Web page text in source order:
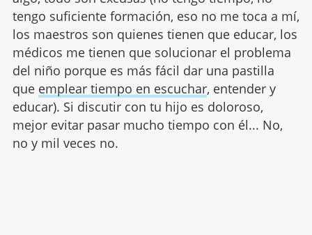
tengo suficiente formación, eso no me toca a mí,
los maestros son quienes tienen que educar, los
médicos me tienen que solucionar el problema
del niño porque es más fácil dar una pastilla
que emplear tiempo en escuchar, entender y
educar). Si discutir con tu hijo es doloroso,
mejor evitar pasar mucho tiempo con él... No,
no y mil veces no.